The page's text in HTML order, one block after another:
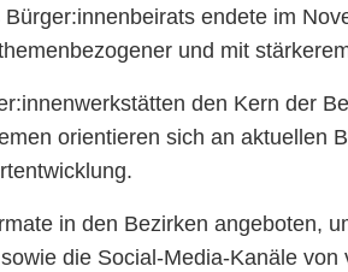
Bürger:innenbeirats endete im
und mit
den Kern der
orientieren sich an aktuellen
in den Bezirken angeboten,
die Social-Media-Kanäle von